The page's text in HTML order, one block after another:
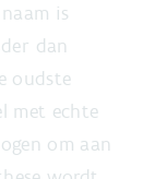
is
dan
oudste
met echte
om aan